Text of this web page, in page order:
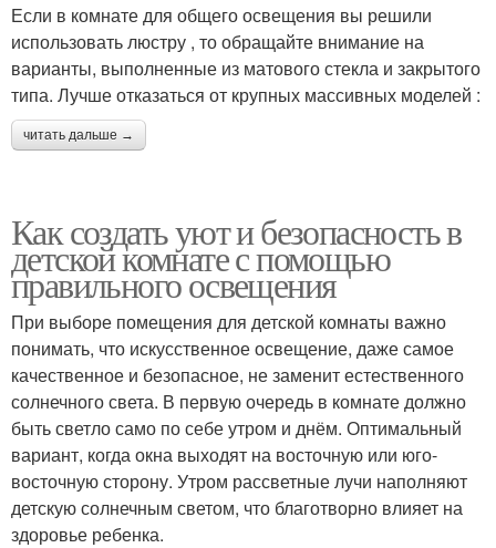
Если в комнате для общего освещения вы решили
использовать люстру , то обращайте внимание на
варианты, выполненные из матового стекла и закрытого
типа. Лучше отказаться от крупных массивных моделей :
читать дальше →
Как создать уют и безопасность в
детской комнате с помощью
правильного освещения
При выборе помещения для детской комнаты важно
понимать, что искусственное освещение, даже самое
качественное и безопасное, не заменит естественного
солнечного света. В первую очередь в комнате должно
быть светло само по себе утром и днём. Оптимальный
вариант, когда окна выходят на восточную или юго-
восточную сторону. Утром рассветные лучи наполняют
детскую солнечным светом, что благотворно влияет на
здоровье ребенка.